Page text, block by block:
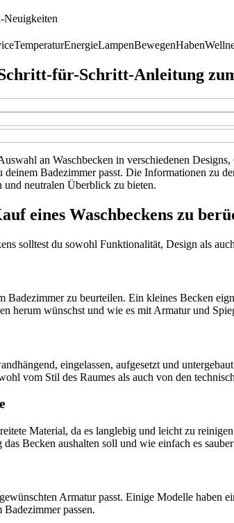
Neuigkeiten
TemperaturEnergieLampenBewegenHaben
Schritt-für-Schritt-Anleitung
an Waschbecken in verschiedenen
Badezimmer passt. Die Informationen zu
und neutralen Überblick zu bieten.
eines Waschbeckens zu
solltest du sowohl Funktionalität, Design als
Badezimmer zu beurteilen. Ein kleines Becken
herum wünschst und wie es mit Armatur und
eingelassen, aufgesetzt und
vom Stil des Raumes als auch von den
Material, da es langlebig und leicht zu
Becken aushalten soll und wie einfach es
Armatur passt. Einige Modelle
passen.